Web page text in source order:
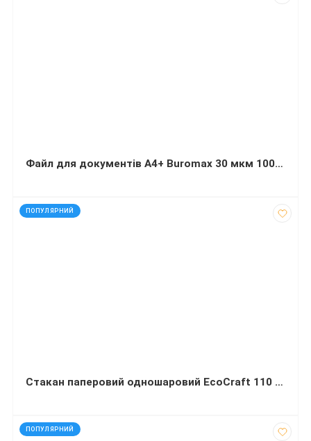
Файл для документів А4+ Buromax 30 мкм 100 штук
ПОПУЛЯРНИЙ
код: 32490
Стакан паперовий одношаровий EcoCraft 110 мл щільність 210г/м2 85 штук
ПОПУЛЯРНИЙ
код: 40752